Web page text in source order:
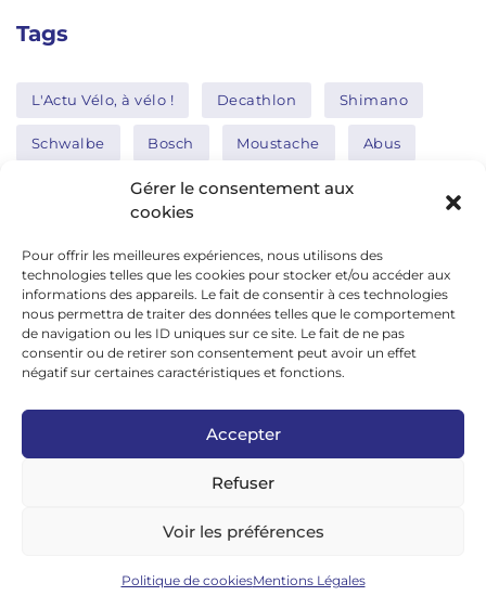
Gérer le consentement aux
cookies
Pour offrir les meilleures expériences, nous utilisons des
technologies telles que les cookies pour stocker et/ou accéder aux
informations des appareils. Le fait de consentir à ces technologies
nous permettra de traiter des données telles que le comportement
de navigation ou les ID uniques sur ce site. Le fait de ne pas
consentir ou de retirer son consentement peut avoir un effet
négatif sur certaines caractéristiques et fonctions.
Accepter
Refuser
Voir les préférences
Politique de cookiesMentions Légales
Tags
L'Actu Vélo, à vélo ! Decathlon Shimano
Schwalbe Bosch Moustache Abus
Thule Nakamura
Réseaux sociaux
google news
facebook
twitter